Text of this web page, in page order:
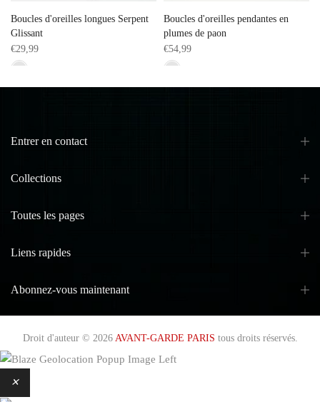
Boucles d'oreilles longues Serpent
Glissant
€29,99
Boucles d'oreilles pendantes en
plumes de paon
€54,99
Entrer en contact
Collections
Toutes les pages
Liens rapides
Abonnez-vous maintenant
Droit d'auteur © 2026 AVANT-GARDE PARIS tous droits réservés.
✕